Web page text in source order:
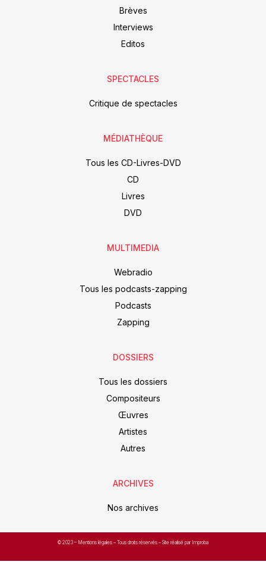
Brèves
Interviews
Editos
SPECTACLES
Critique de spectacles
MÉDIATHÈQUE
Tous les CD-Livres-DVD
CD
Livres
DVD
MULTIMEDIA
Webradio
Tous les podcasts-zapping
Podcasts
Zapping
DOSSIERS
Tous les dossiers
Compositeurs
Œuvres
Artistes
Autres
ARCHIVES
Nos archives
© 2023 – Mentions légales – Tous droits réservés – Site réalisé par Improba